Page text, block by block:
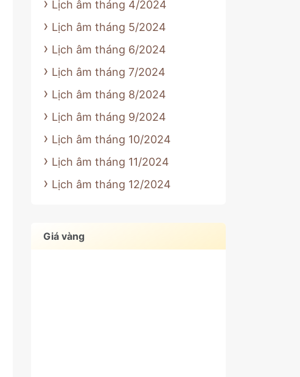
Lịch âm tháng 4/2024
Lịch âm tháng 5/2024
Lịch âm tháng 6/2024
Lịch âm tháng 7/2024
Lịch âm tháng 8/2024
Lịch âm tháng 9/2024
Lịch âm tháng 10/2024
Lịch âm tháng 11/2024
Lịch âm tháng 12/2024
Giá vàng